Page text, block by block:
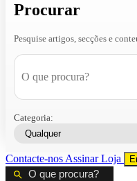
Procurar
Pesquise artigos, secções e
Categoria:
Contacte-nos AssinarLoja